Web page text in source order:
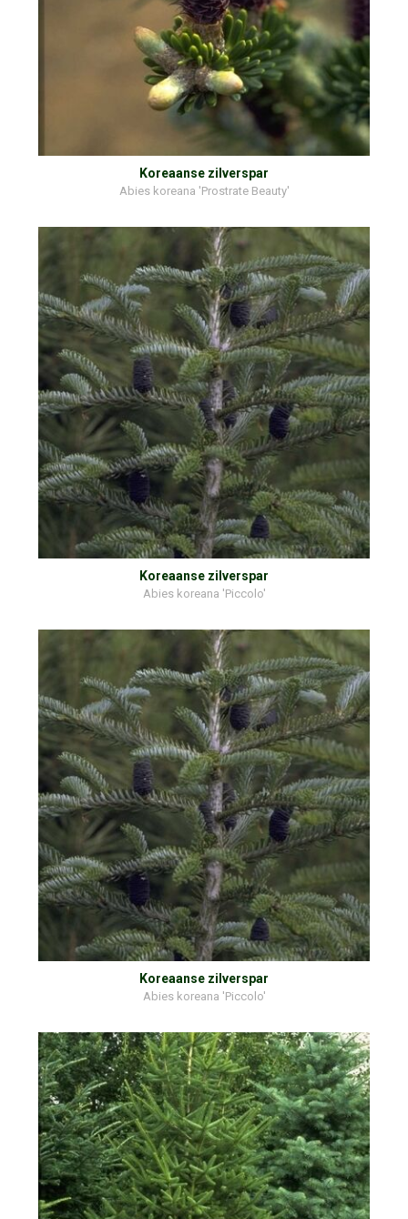
Koreaanse zilverspar
Abies koreana 'Prostrate Beauty'
Koreaanse zilverspar
Abies koreana 'Piccolo'
Koreaanse zilverspar
Abies koreana 'Piccolo'